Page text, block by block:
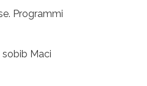
Programmi
Maci